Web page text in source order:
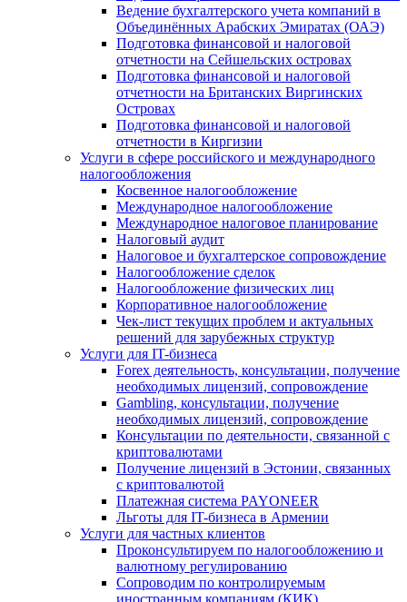
Ведение бухгалтерского учета компаний в
Объединённых Арабских Эмиратах (ОАЭ)
Подготовка финансовой и налоговой
отчетности на Сейшельских островах
Подготовка финансовой и налоговой
отчетности на Британских Виргинских
Островах
Подготовка финансовой и налоговой
отчетности в Киргизии
Услуги в сфере российского и международного
налогообложения
Косвенное налогообложение
Международное налогообложение
Международное налоговое планирование
Налоговый аудит
Налоговое и бухгалтерское сопровождение
Налогообложение сделок
Налогообложение физических лиц
Корпоративное налогообложение
Чек-лист текущих проблем и актуальных
решений для зарубежных структур
Услуги для IT-бизнеса
Forex деятельность, консультации, получение
необходимых лицензий, сопровождение
Gambling, консультации, получение
необходимых лицензий, сопровождение
Консультации по деятельности, связанной с
криптовалютами
Получение лицензий в Эстонии, связанных
с криптовалютой
Платежная система PAYONEER
Льготы для IT-бизнеса в Армении
Услуги для частных клиентов
Проконсультируем по налогообложению и
валютному регулированию
Сопроводим по контролируемым
иностранным компаниям (КИК)